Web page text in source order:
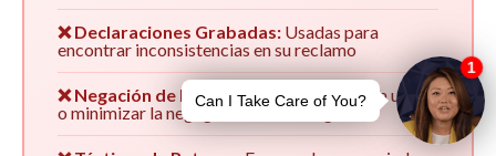
❌ Declaraciones Grabadas: Usadas para
encontrar inconsistencias en su reclamo
❌ Negación de Responsabilidad:Culpar a usted
o minimizar la negligencia de su asegurado